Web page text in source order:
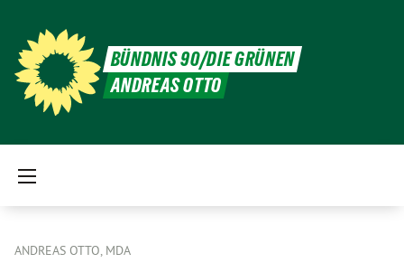
BÜNDNIS 90/DIE GRÜNEN
ANDREAS OTTO
ANDREAS OTTO, MDA